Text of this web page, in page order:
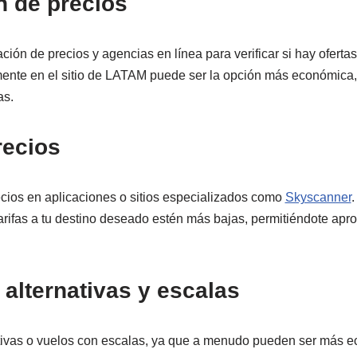
de precios y agencias en línea para verificar si hay
en el sitio de LATAM puede ser la opción más
en aplicaciones o sitios especializados como Skyscanner.
a tu destino deseado estén más bajas, permitiéndote
y escalas
o vuelos con escalas, ya que a menudo pueden ser más